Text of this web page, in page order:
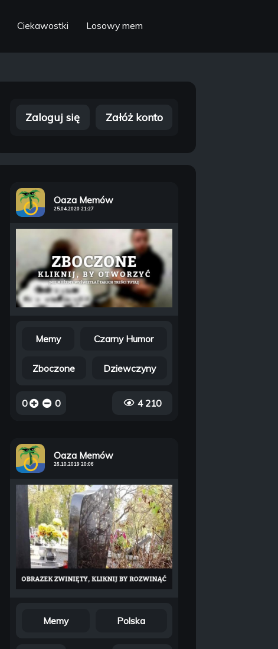
Ciekawostki Losowy mem
Zaloguj się Załóż konto
Oaza Memów
25.04.2020 21:27
Memy Czarny Humor
Zboczone Dziewczyny
0 0 4 210
Oaza Memów
26.10.2019 20:06
Memy Polska